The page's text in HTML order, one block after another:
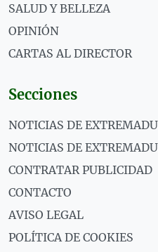
SALUD Y BELLEZA
OPINIÓN
CARTAS AL DIRECTOR
Secciones
NOTICIAS DE
NOTICIAS DE
CONTRATAR PUBLICIDAD
CONTACTO
AVISO LEGAL
POLÍTICA DE COOKIES